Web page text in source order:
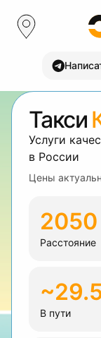
Такси
Услуги
в России
Цены
Расстояние
В пути